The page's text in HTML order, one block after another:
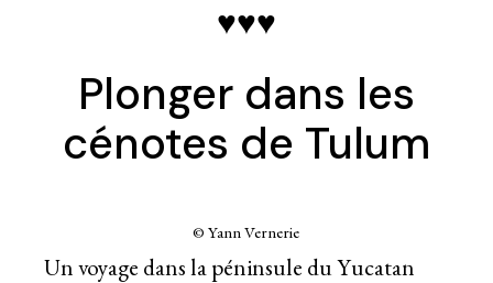
♥♥♥
Plonger dans les
cénotes de Tulum
© Yann Vernerie
Un voyage dans la péninsule du Yucatan